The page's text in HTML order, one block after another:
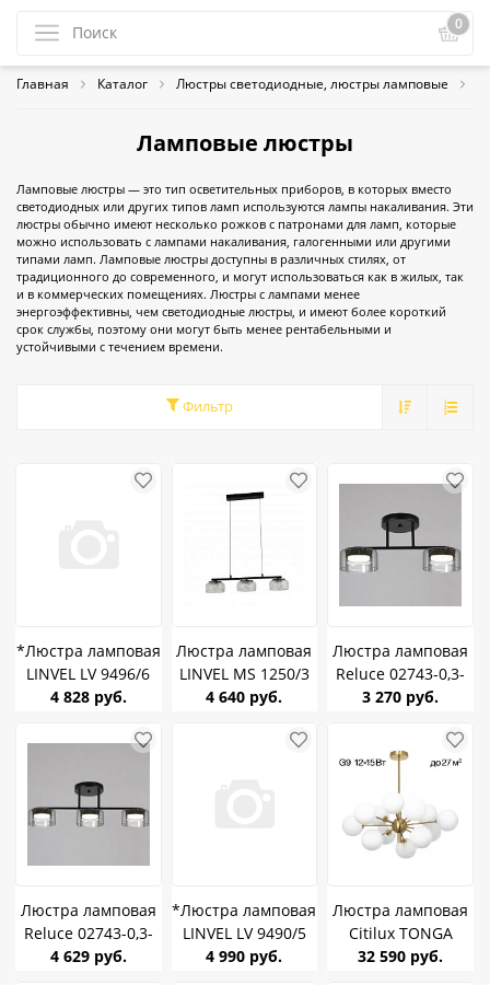
0
Главная Каталог Люстры светодиодные, люстры ламповые
Ламповые люстры
Ламповые люстры — это тип осветительных приборов, в которых вместо
светодиодных или других типов ламп используются лампы накаливания. Эти
люстры обычно имеют несколько рожков с патронами для ламп, которые
можно использовать с лампами накаливания, галогенными или другими
типами ламп. Ламповые люстры доступны в различных стилях, от
традиционного до современного, и могут использоваться как в жилых, так
и в коммерческих помещениях. Люстры с лампами менее
энергоэффективны, чем светодиодные люстры, и имеют более короткий
срок службы, поэтому они могут быть менее рентабельными и
устойчивыми с течением времени.
Фильтр
*Люстра ламповая
LINVEL LV 9496/6
Нора матово-
6*Е27
4 828 руб.
Люстра ламповая
LINVEL MS 1250/3
Эрф черный
4 640 руб.
Люстра ламповая
Reluce 02743-0,3-
02 2*GX53 черный
3 270 руб.
Люстра ламповая
Reluce 02743-0,3-
03 3*GX53 черный
4 629 руб.
*Люстра ламповая
LINVEL LV 9490/5
Дюнн золото
4 990 руб.
Люстра ламповая
Citilux TONGA
CL212183 G9*12
32 590 руб.